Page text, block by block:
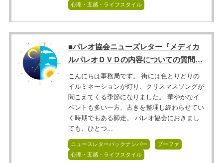
心理・五感・ライフスタイル
■パレオ協会ニューズレター『メディカ
ルパレオＤＶＤの内容についての質問…
こんにちは事務局です。 街には色とりどりの
イルミネーションが灯り、クリスマスソングが
聞こえてくる季節になりました。 華やかなイ
ベントも多い一方、古きを整理し終わらせてい
く時期でもある師走。 パレオ協会におきまし
ても、ひとつ...
ニュースレターバックナンバー
プーファ
心理・五感・ライフスタイル